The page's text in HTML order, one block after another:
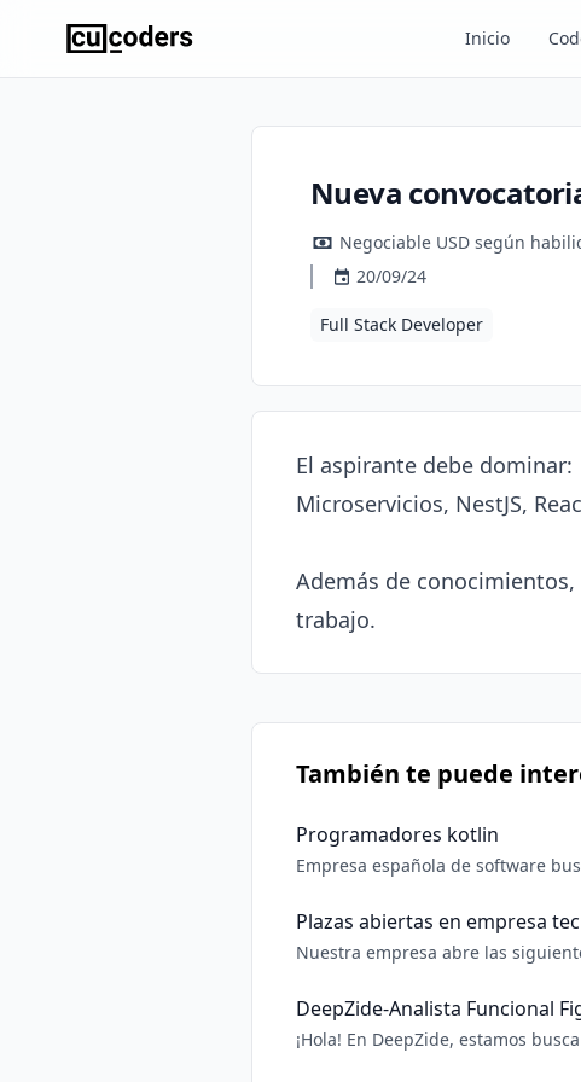
Inicio
Nueva
Negociable USD según
20/09/24
Full Stack Developer
El aspirante debe dominar:
Microservicios, NestJS,
Además de
trabajo.
También te puede
Programadores kotlin
Empresa española de software
id=com.lafabricadesoftware.lavan
Plazas abiertas en empresa
Nuestra empresa abre las
QA/Tester
DeepZide-Analista Funcional
¡Hola! En DeepZide, estamos